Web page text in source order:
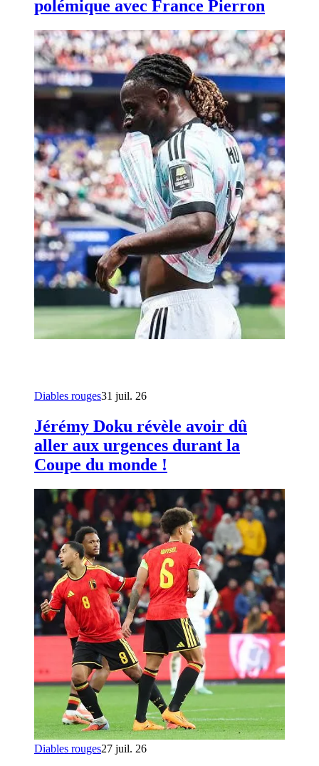
polémique avec France Pierron
Diables rouges31 juil. 26
Jérémy Doku révèle avoir dû
aller aux urgences durant la
Coupe du monde !
Diables rouges27 juil. 26